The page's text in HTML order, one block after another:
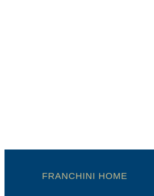
FRANCHINI HOME